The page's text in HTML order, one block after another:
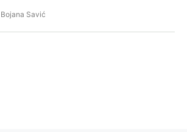
Bojana Savić